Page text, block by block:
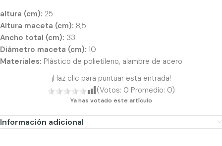
altura (cm): 25
Altura maceta (cm): 8,5
Ancho total (cm): 33
Diámetro maceta (cm): 10
Materiales: Plástico de polietileno, alambre de acero
¡Haz clic para puntuar esta entrada!
(Votos: 0 Promedio: 0)
Ya has votado este artículo
Información adicional